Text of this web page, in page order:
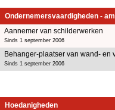
Ondernemersvaardigheden -
Aannemer van schilderwerken
Sinds 1 september 2006
Behanger-plaatser van wand- en
Sinds 1 september 2006
Hoedanigheden